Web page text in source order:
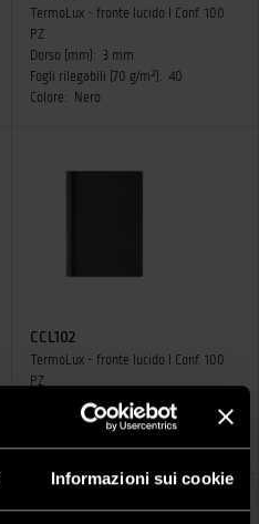
Informazioni sui cookie
TermoLux - fronte lucido I Conf. 100
PZ
Dorso (mm): 3 mm
Fogli rilegabili (70 g/m²): 40
Colore:
Nero
CCL102
TermoLux - fronte lucido I Conf. 100
PZ
Dorso (mm):
10 mm
Fogli rilegabili (70 g/m²): 115
Colore: Nero